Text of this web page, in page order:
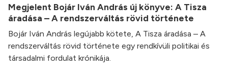
Megjelent Bojár Iván András új könyve: A Tisza
áradása – A rendszerváltás rövid története
Bojár Iván András legújabb kötete, A Tisza áradása – A
rendszerváltás rövid története egy rendkívüli politikai és
társadalmi fordulat krónikája.